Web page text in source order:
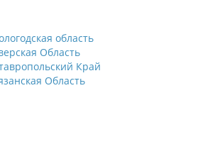
область
Область
Край
Область